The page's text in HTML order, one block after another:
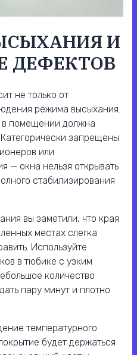
И
ДЕФЕКТОВ
не только от
режима высыхания.
в помещении должна
запрещены
или
— окна нельзя открывать
стабилизирования
вы заметили, что края
местах слегка
Используйте
в тюбике с узким
количество
пару минут и плотно
температурного
будет держаться